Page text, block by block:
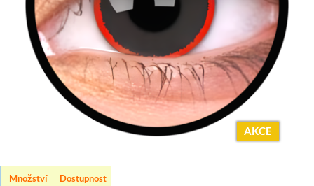
AKCE
Množství Dostupnost